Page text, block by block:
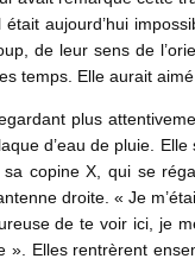
aujourd’hui
de leur sens de
temps. Elle aurait
plus
d’eau de pluie.
copine X, qui se
droite. « Je
de te voir ici, je
Elles rentrèrent